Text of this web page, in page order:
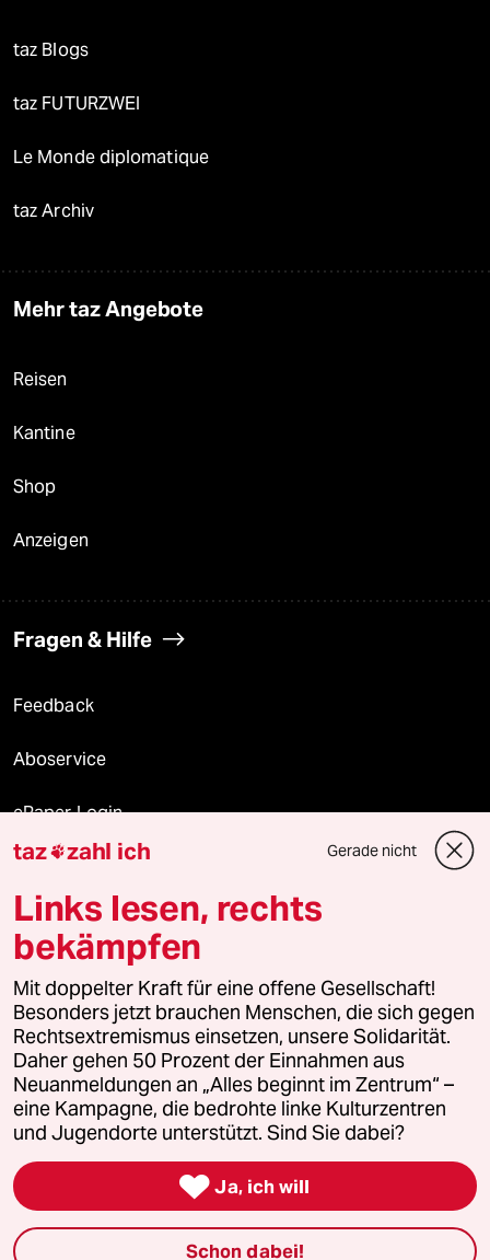
taz Blogs
taz FUTURZWEI
Le Monde diplomatique
taz Archiv
Mehr taz Angebote
Reisen
Kantine
Shop
Anzeigen
Fragen & Hilfe
Feedback
Aboservice
ePaper Login
Downloads für Abonnierende
© 2026 taz Verlags und Vertriebs GmbH
Alle Rechte vorbehalten. Bei rechtlichen Fragen oder für Genehmigungen
wenden Sie sich bitte an
lizenzen@taz.de
Feedback Redaktionsstatut Kommune-Richtlinien
Leitlinie Informant Datenschutz Impressum AGB
Seitenwende Einwilligungen widerrufen (Ads)
taz zahl ich Gerade nicht
Links lesen, rechts
bekämpfen
Mit doppelter Kraft für eine offene Gesellschaft!
Besonders jetzt brauchen Menschen, die sich gegen
Rechtsextremismus einsetzen, unsere Solidarität.
Daher gehen 50 Prozent der Einnahmen aus
Neuanmeldungen an „Alles beginnt im Zentrum“ –
eine Kampagne, die bedrohte linke Kulturzentren
und Jugendorte unterstützt. Sind Sie dabei?
 Ja, ich will
Schon dabei!